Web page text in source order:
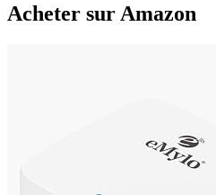
Acheter sur Amazon